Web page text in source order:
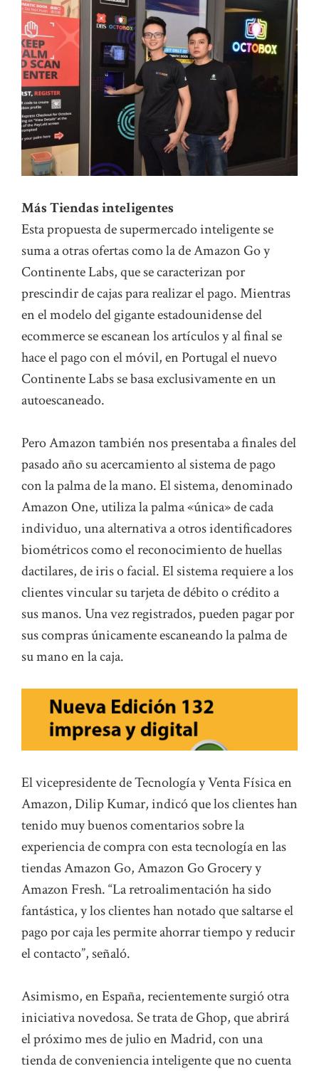
Más Tiendas inteligentes
Esta propuesta de supermercado inteligente se
suma a otras ofertas como la de Amazon Go y
Continente Labs, que se caracterizan por
prescindir de cajas para realizar el pago. Mientras
en el modelo del gigante estadounidense del
ecommerce se escanean los artículos y al final se
hace el pago con el móvil, en Portugal el nuevo
Continente Labs se basa exclusivamente en un
autoescaneado.
Pero Amazon también nos presentaba a finales del
pasado año su acercamiento al sistema de pago
con la palma de la mano. El sistema, denominado
Amazon One, utiliza la palma «única» de cada
individuo, una alternativa a otros identificadores
biométricos como el reconocimiento de huellas
dactilares, de iris o facial. El sistema requiere a los
clientes vincular su tarjeta de débito o crédito a
sus manos. Una vez registrados, pueden pagar por
sus compras únicamente escaneando la palma de
su mano en la caja.
El vicepresidente de Tecnología y Venta Física en
Amazon, Dilip Kumar, indicó que los clientes han
tenido muy buenos comentarios sobre la
experiencia de compra con esta tecnología en las
tiendas Amazon Go, Amazon Go Grocery y
Amazon Fresh. “La retroalimentación ha sido
fantástica, y los clientes han notado que saltarse el
pago por caja les permite ahorrar tiempo y reducir
el contacto”, señaló.
Asimismo, en España, recientemente surgió otra
iniciativa novedosa. Se trata de Ghop, que abrirá
el próximo mes de julio en Madrid, con una
tienda de conveniencia inteligente que no cuenta